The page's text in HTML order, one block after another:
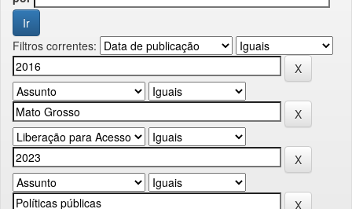
Filtros correntes: